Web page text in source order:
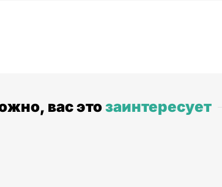
вас этозаинтересует